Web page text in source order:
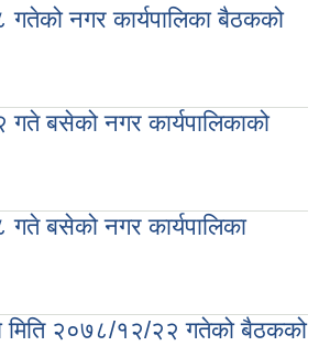
नगर कार्यपालिका बैठकको
बसेको नगर कार्यपालिकाको
बसेको नगर कार्यपालिका
मिति २०७८/१२/२२ गतेको बैठकको